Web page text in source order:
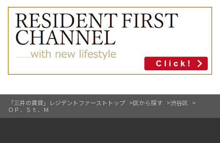
「三井の賃貸」レジデントファーストトップ 区から探す
渋谷区
ＯＰ．Ｓｔ．Ｍ